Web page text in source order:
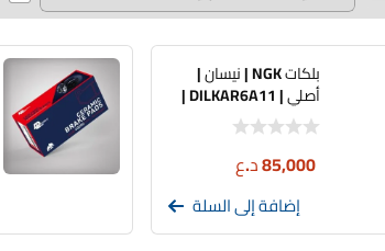
بلكات NGK | نيسان |
أصلي | DILKAR6A11 |
سيت اربع قطع (فل
بدون تغليف)
85,000د.ع
إضافة إلى السلة